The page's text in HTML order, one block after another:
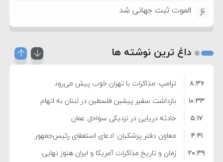
6 الموت ثبت جهانی شد
داغ ترین نوشته ها
ترامپ: مذاکرات با تهران خوب پیش می‌رود
۸:۳۶
بازداشت سفیر پیشین فلسطین در لبنان به اتهام
فساد و اختلاس اموال
۱۰:۳۳
حادثه دریایی در نزدیکی سواحل عمان
۵:۱۷
معاون دفتر پزشکیان: ادعای استعفای رئیس‌جمهور
واهی و کذب محض است
۴:۴۱
زمان و تاریخ مذاکرات آمریکا و ایران هنوز نهایی
۲۰:۳۹